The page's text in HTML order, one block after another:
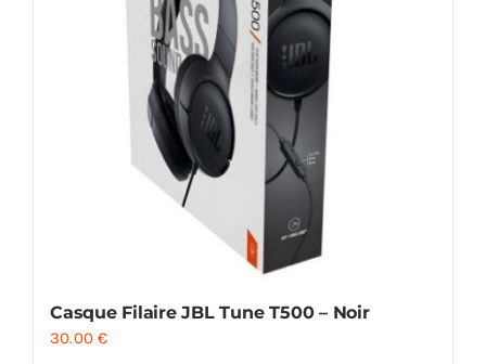
Casque Filaire JBL Tune T500 – Noir
30.00€